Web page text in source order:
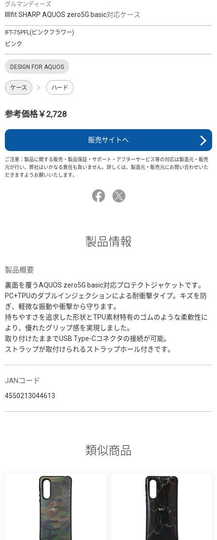
グルマンディーズ
IIIIfit SHARP AQUOS zero5G basic対応ケース
IFT-75PFL(ピンクフラワー)
ピンク
DESIGN FOR AQUOS
ケース ハード
参考価格￥2,728
販売サイトへ
ご注意：製品に関する販売・製品保証・サポート・アフターサービス等の対応は製造元・販売
元が行い、弊社はいかなる責任も負いません。詳しくは、製造元・販売元にお問い合わせいた
だきますようお願いいたします。
製品情報
製品概要
裏面を覆うAQUOS zero5G basic対応プロテクトジャケットです。
PC+TPUのダブルインジェクションによる耐衝撃タイプ。キズを防
ぎ、軽微な振動や衝撃から守ります。
持ちやすさを追求した形状とTPU素材特有のゴムのような柔軟性に
より、優れたグリップ感を実現しました。
取り付けたままでUSB Type-Cコネクタの接続が可能。
ストラップが取付けられるストラップホール付きです。
JANコード
4550213044613
類似商品